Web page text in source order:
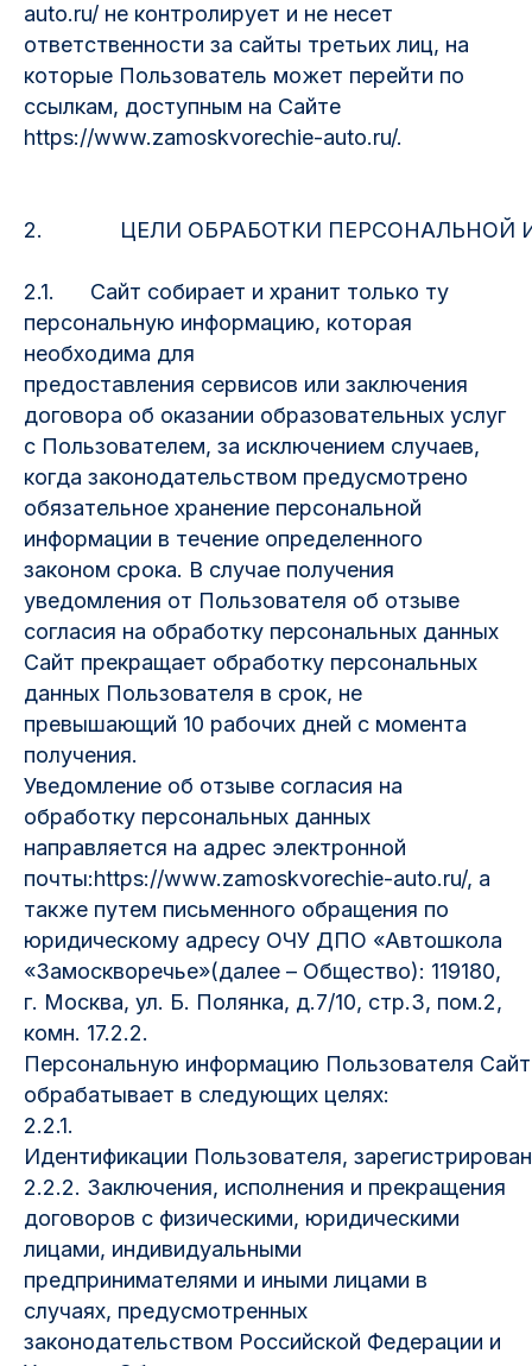
auto.ru/ не контролирует и не несет
ответственности за сайты третьих лиц, на
которые Пользователь может перейти по
ссылкам, доступным на Сайте
https://www.zamoskvorechie-auto.ru/.
2. ЦЕЛИ ОБРАБОТКИ ПЕРСОНАЛЬНОЙ
2.1. Сайт собирает и хранит только ту
персональную информацию, которая
необходима для
предоставления сервисов или заключения
договора об оказании образовательных услуг
с Пользователем, за исключением случаев,
когда законодательством предусмотрено
обязательное хранение персональной
информации в течение определенного
законом срока. В случае получения
уведомления от Пользователя об отзыве
согласия на обработку персональных данных
Сайт прекращает обработку персональных
данных Пользователя в срок, не
превышающий 10 рабочих дней с момента
получения.
Уведомление об отзыве согласия на
обработку персональных данных
направляется на адрес электронной
почты:https://www.zamoskvorechie-auto.ru/, а
также путем письменного обращения по
юридическому адресу ОЧУ ДПО «Автошкола
«Замоскворечье»(далее – Общество): 119180,
г. Москва, ул. Б. Полянка, д.7/10, стр.3, пом.2,
комн. 17.2.2.
Персональную информацию Пользователя Сайт
обрабатывает в следующих целях:
2.2.1.
Идентификации Пользователя,
2.2.2. Заключения, исполнения и прекращения
договоров с физическими, юридическими
лицами, индивидуальными
предпринимателями и иными лицами в
случаях, предусмотренных
законодательством Российской Федерации и